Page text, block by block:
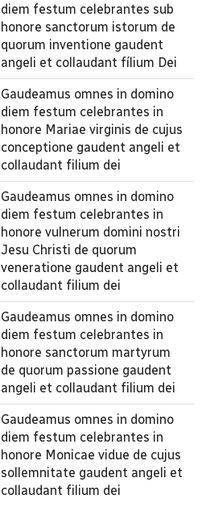
diem festum celebrantes sub
honore sanctorum istorum de
quorum inventione gaudent
angeli et collaudant fílium Dei
Gaudeamus omnes in domino
diem festum celebrantes in
honore Mariae virginis de cujus
conceptione gaudent angeli et
collaudant filium dei
Gaudeamus omnes in domino
diem festum celebrantes in
honore vulnerum domini nostri
Jesu Christi de quorum
veneratione gaudent angeli et
collaudant filium dei
Gaudeamus omnes in domino
diem festum celebrantes in
honore sanctorum martyrum
de quorum passione gaudent
angeli et collaudant filium dei
Gaudeamus omnes in domino
diem festum celebrantes in
honore Monicae vidue de cujus
sollemnitate gaudent angeli et
collaudant filium dei